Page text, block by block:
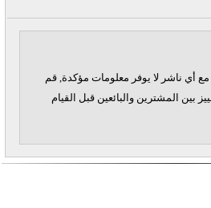
أي ناشر لا يوفر معلومات مؤكدة, قم
بين المشترين والبائعين قبل القيام